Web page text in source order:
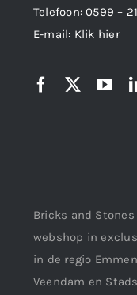
Telefoon:0599 –
E-mail: Klik hier
Bricks and
webshop in
in de regio
Veendam en